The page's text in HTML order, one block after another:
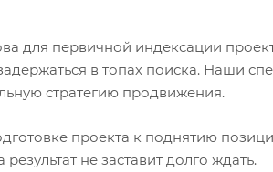
для первичной индексации
в топах поиска. Наши
стратегию продвижения.
проекта к поднятию
не заставит долго ждать.